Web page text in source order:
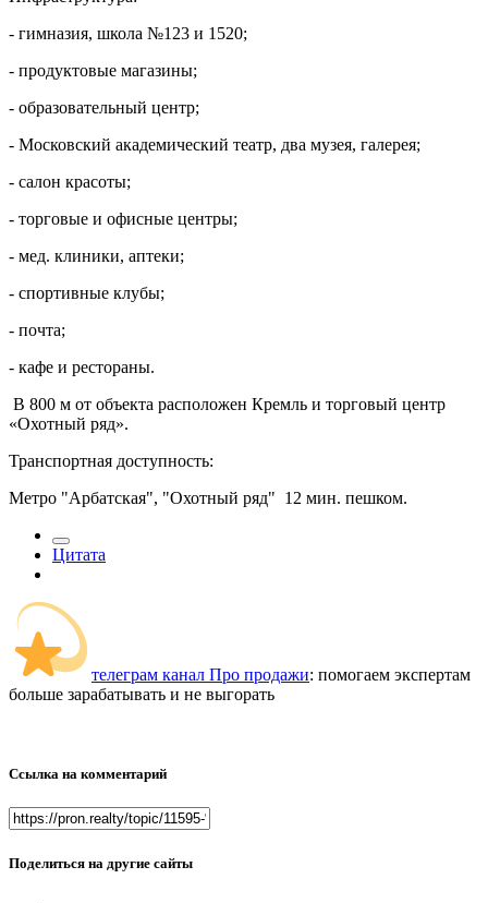
- гимназия, школа №123 и 1520;
- продуктовые магазины;
- образовательный центр;
- Московский академический театр, два музея, галерея;
- салон красоты;
- торговые и офисные центры;
- мед. клиники, аптеки;
- спортивные клубы;
- почта;
- кафе и рестораны.
В 800 м от объекта расположен Кремль и торговый центр
«Охотный ряд».
Транспортная доступность:
Метро "Арбатская", "Охотный ряд" 12 мин. пешком.
Цитата
телеграм канал Про продажи: помогаем экспертам
больше зарабатывать и не выгорать
Ссылка на комментарий
Поделиться на другие сайты